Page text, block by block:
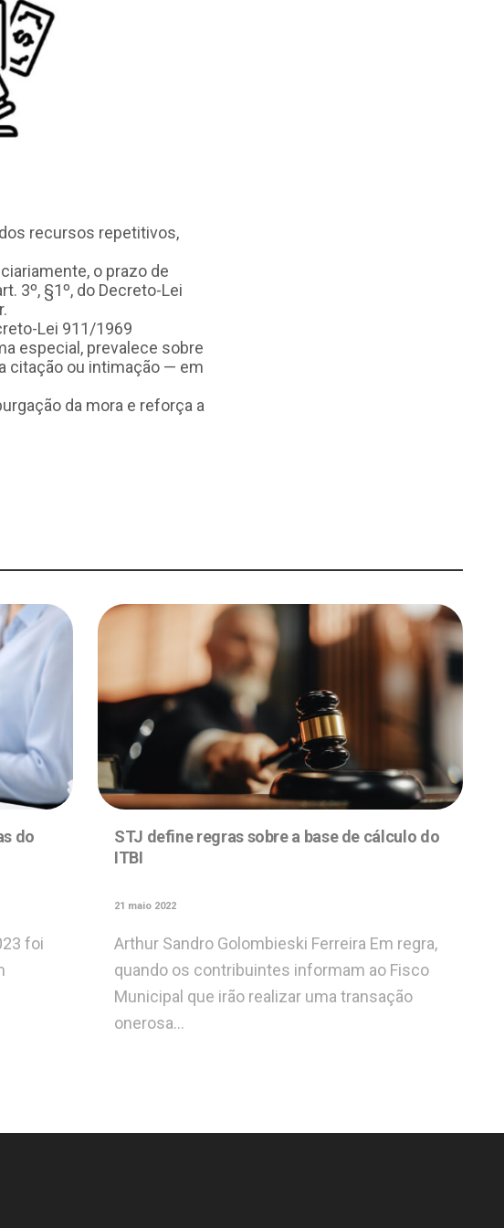
recursos repetitivos,
o prazo de
3º, §1º, do Decreto-Lei
Lei 911/1969
especial, prevalece sobre
citação ou intimação — em
da mora e reforça a
do
foi
STJ define regras sobre a base de cálculo do
ITBI
21 maio 2022
Arthur Sandro Golombieski Ferreira Em regra,
quando os contribuintes informam ao Fisco
Municipal que irão realizar uma transação
onerosa…